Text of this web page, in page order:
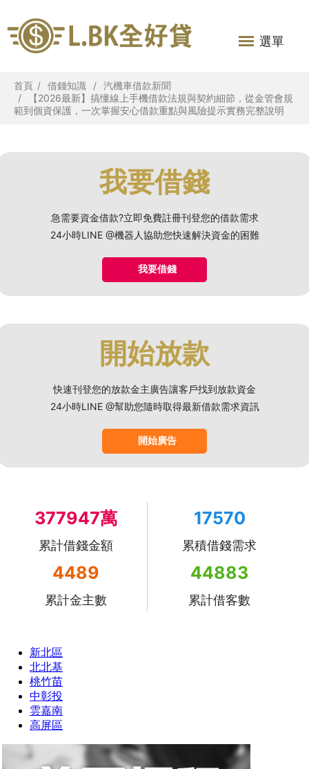
選單
首頁 借錢知識
汽機車借款新聞
【2026最新】搞懂線上手機借款法規與契約細節，從金管會規
範到個資保護，一次掌握安心借款重點與風險提示實務完整說明
我要借錢
急需要資金借款?立即免費註冊刊登您的借款需求
24小時LINE @機器人協助您快速解決資金的困難
我要借錢
開始放款
快速刊登您的放款金主廣告讓客戶找到放款資金
24小時LINE @幫助您隨時取得最新借款需求資訊
開始廣告
377947萬
累計借錢金額
17570
累積借錢需求
4489
累計金主數
44883
累計借客數